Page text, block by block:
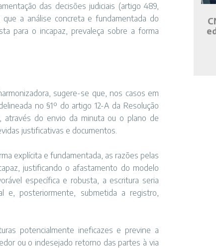
das decisões judiciais (artigo 489,
a análise concreta e fundamentada do
para o incapaz, prevaleça sobre a forma
sugere-se que, nos casos em
no §1º do artigo 12-A da Resolução
através do envio da minuta ou o plano de
justificativas e documentos.
explícita e fundamentada, as razões pelas
justificando o afastamento do modelo
específica e robusta, a escritura seria
e, posteriormente, submetida a registro,
potencialmente ineficazes e previne a
ou o indesejado retorno das partes à via